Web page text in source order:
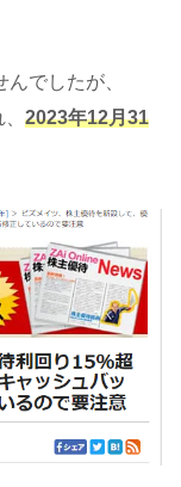
でしたが、
2023年12月31